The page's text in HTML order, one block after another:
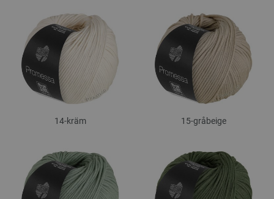
14-kräm 15-gråbeige